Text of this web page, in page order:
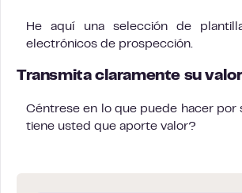
He aquí una selección de
electrónicos de prospección.
Transmita claramente su valor
Céntrese en lo que puede hacer por
tiene usted que aporte valor?